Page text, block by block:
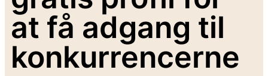
at få adgang til
konkurrencerne